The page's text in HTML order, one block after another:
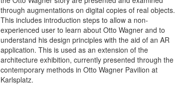
through augmentations on digital copies of real objects.
This includes introduction steps to allow a non-
experienced user to learn about Otto Wagner and to
understand his design principles with the aid of an AR
application. This is used as an extension of the
architecture exhibition, currently presented through the
contemporary methods in Otto Wagner Pavilion at
Karlsplatz.